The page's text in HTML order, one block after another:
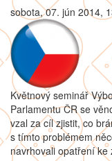
sobota, 07. jún 2014,
Květnový seminář
Parlamentu ČR se
vzal za cíl zjistit, co
s tímto problémem
navrhovali opatření